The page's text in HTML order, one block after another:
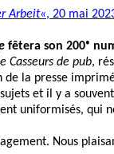
Arbeit«, 20 mai
fêtera son 200ᵉ
Casseurs de pub,
la presse
et il y a
uniformisés,
Nous